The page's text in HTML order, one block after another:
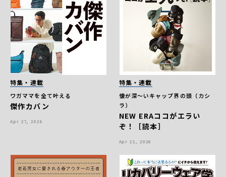
特集・連載
ワガママを全て叶える
傑作カバン
Apr 27, 2026
特集・連載
懐が深〜いキャップ界の頭（カシ
ラ）
NEW ERAココがエラい
ぞ！［読本］
Apr 11, 2026